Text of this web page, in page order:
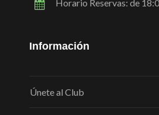
Horario Reservas: de
Información
Únete al Club